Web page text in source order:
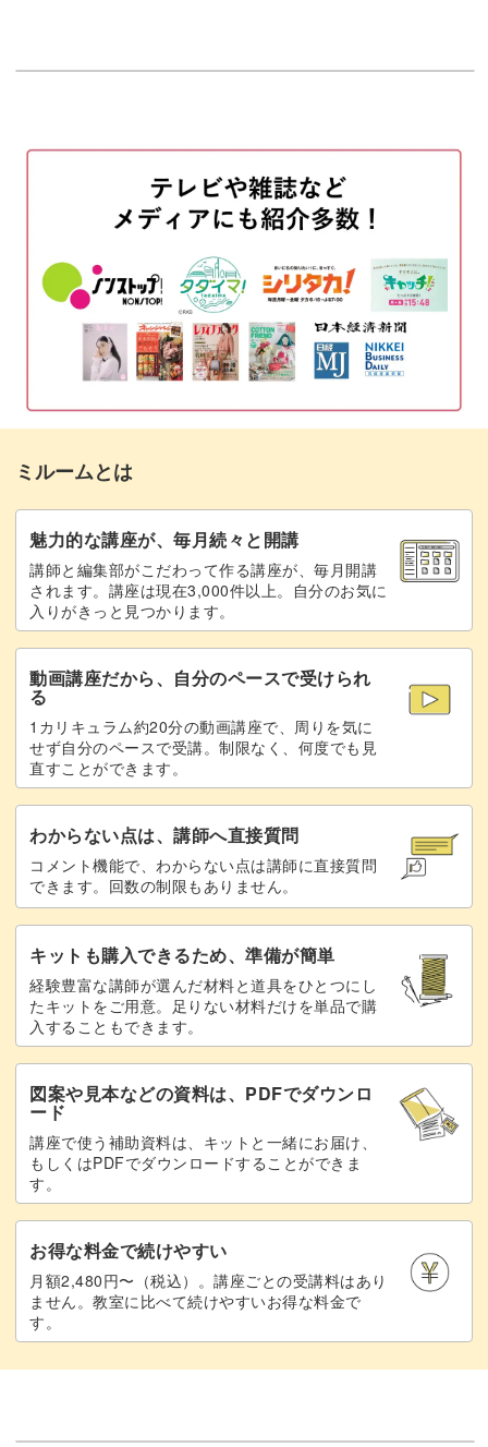
く、お客さまのお好みのカラーのマーブル模様を作ること
1本のお爪にワンポイントとして描いても素敵ですし、5本
のお爪それぞれ違うカラーにしてもお洒落な仕上がりに♪
すので、絶妙なニュアンスを活かしたアートを描いていき
ましょう。
AYAKO先生のお洒落に仕上がる時短テクニックをマスター
♪
ブラックをブラウンに重ねながら下に広げ
カラーの上に艶 (えんね)を塗布しマーブル
にする
03:27
赤茶のラメジェルを先端に塗布する
未硬化ジェルを拭き取る 06:29
ステッカーを貼りつける
ラインテープを貼り付ける 08:35
ノンワイプトップジェルでコーティングを
する
09:44
完成♪
ミルームとは
魅力的な講座が、毎月続々と開講
講師と編集部がこだわって作る講座が、毎月開講
されます。講座は現在3,000件以上。自分のお気に
入りがきっと見つかります。
動画講座だから、自分のペースで受けられ
る
1カリキュラム約20分の動画講座で、周りを気に
せず自分のペースで受講。制限なく、何度でも見
直すことができます。
わからない点は、講師へ直接質問
コメント機能で、わからない点は講師に直接質問
できます。回数の制限もありません。
キットも購入できるため、準備が簡単
経験豊富な講師が選んだ材料と道具をひとつにし
たキットをご用意。足りない材料だけを単品で購
入することもできます。
図案や見本などの資料は、PDFでダウンロ
ード
講座で使う補助資料は、キットと一緒にお届け、
もしくはPDFでダウンロードすることができま
す。
お得な料金で続けやすい
月額2,480円〜（税込）。講座ごとの受講料はあり
ません。教室に比べて続けやすいお得な料金で
す。